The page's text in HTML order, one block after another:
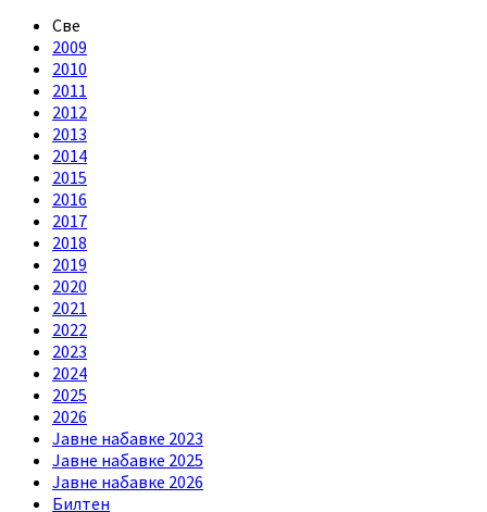
Све
2009
2010
2011
2012
2013
2014
2015
2016
2017
2018
2019
2020
2021
2022
2023
2024
2025
2026
Jавне набавке 2023
Jавне набавке 2025
Jавне набавке 2026
Билтен